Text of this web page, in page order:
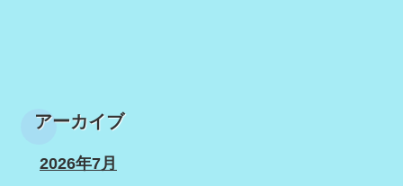
アーカイブ
2026年7月